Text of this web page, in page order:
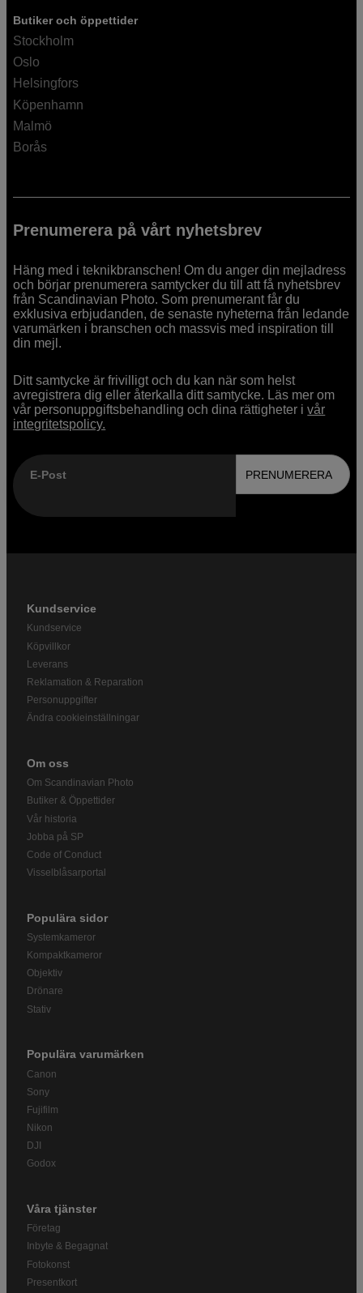
Butiker och öppettider
Stockholm
Oslo
Helsingfors
Köpenhamn
Malmö
Borås
Prenumerera på vårt nyhetsbrev
Häng med i teknikbranschen! Om du anger din mejladress
och börjar prenumerera samtycker du till att få nyhetsbrev
från Scandinavian Photo. Som prenumerant får du
exklusiva erbjudanden, de senaste nyheterna från ledande
varumärken i branschen och massvis med inspiration till
din mejl.
Ditt samtycke är frivilligt och du kan när som helst
avregistrera dig eller återkalla ditt samtycke. Läs mer om
vår personuppgiftsbehandling och dina rättigheter ivår
integritetspolicy.
E-Post PRENUMERERA
Kundservice
Kundservice
Köpvillkor
Leverans
Reklamation & Reparation
Personuppgifter
Ändra cookieinställningar
Om oss
Om Scandinavian Photo
Butiker & Öppettider
Vår historia
Jobba på SP
Code of Conduct
Visselblåsarportal
Populära sidor
Systemkameror
Kompaktkameror
Objektiv
Drönare
Stativ
Populära varumärken
Canon
Sony
Fujifilm
Nikon
DJI
Godox
Våra tjänster
Företag
Inbyte & Begagnat
Fotokonst
Presentkort